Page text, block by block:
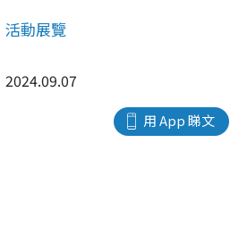
活動展覽
2024.09.07
用 App 睇文